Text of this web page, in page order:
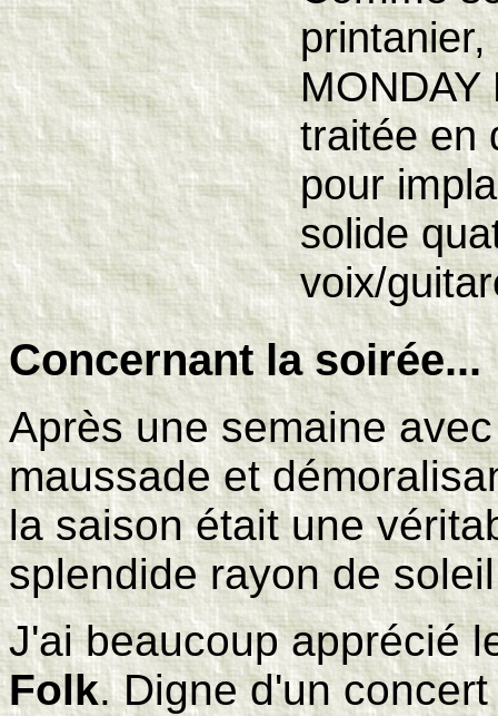
MONDAY
traitée en
pour
solide
voix/
Concernant la soirée...
Après une semaine
maussade et
la saison était une
splendide rayon de
J'ai beaucoup apprécié
Folk. Digne d'un